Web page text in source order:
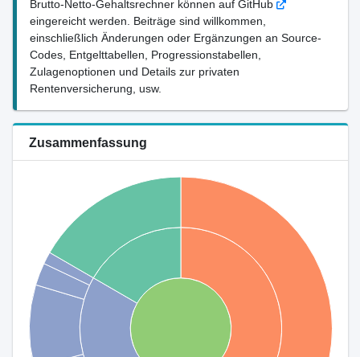
Brutto-Netto-Gehaltsrechner können auf GitHub
eingereicht werden. Beiträge sind willkommen,
einschließlich Änderungen oder Ergänzungen an Source-
Codes, Entgelttabellen, Progressionstabellen,
Zulagenoptionen und Details zur privaten
Rentenversicherung, usw.
Zusammenfassung